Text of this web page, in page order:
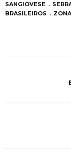
SANGIOVESE
BRASILEIROS